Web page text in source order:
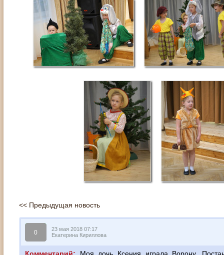
<< Предыдущая новость
0
23 мая 2018 07:17
Екатерина Кириллова